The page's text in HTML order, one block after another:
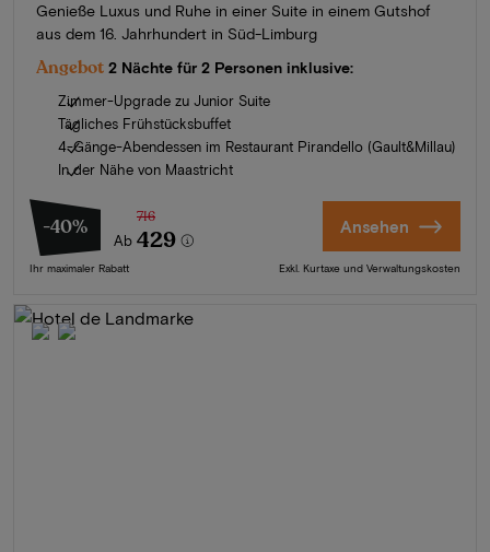
Genieße Luxus und Ruhe in einer Suite in einem Gutshof
aus dem 16. Jahrhundert in Süd-Limburg
Angebot 2 Nächte für 2 Personen inklusive:
Zimmer-Upgrade zu Junior Suite
Tägliches Frühstücksbuffet
4-Gänge-Abendessen im Restaurant Pirandello (Gault&Millau)
In der Nähe von Maastricht
-40%
Ab
716
429
Ihr maximaler Rabatt
Ansehen
Exkl. Kurtaxe und Verwaltungskosten